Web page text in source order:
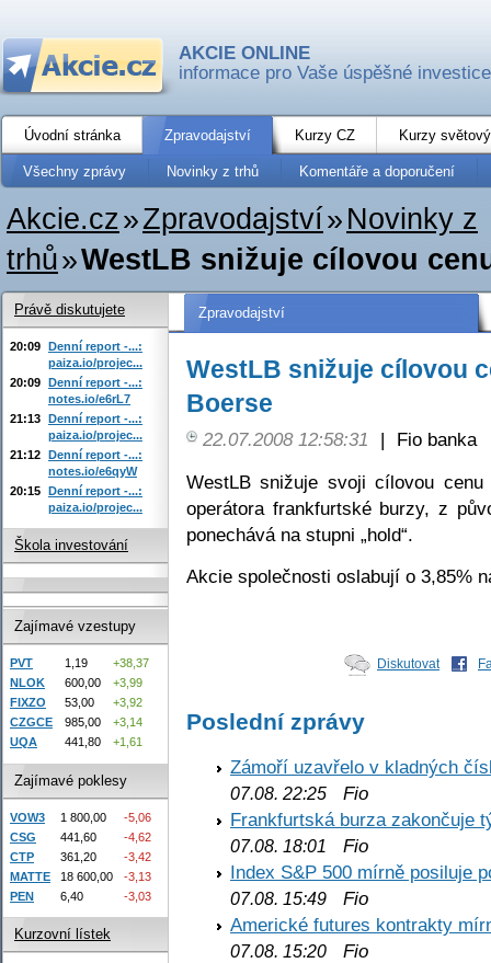
AKCIE ONLINE
informace pro Vaše úspěšné investice
Úvodní stránka Zpravodajství Kurzy CZ Kurzy
Všechny zprávy Novinky z trhů Komentáře a doporučení
Akcie.cz»Zpravodajství» Novinky z
trhů»WestLB snižuje cílovou
Zpravodajství
WestLB snižuje cílovou
Boerse
22.07.2008 12:58:31 |
Fio banka
WestLB snižuje svoji cílovou
operátora frankfurtské burzy, z
ponechává na stupni „hold“.
Akcie společnosti oslabují o 3,85%
Diskutovat
Poslední zprávy
Zámoří uzavřelo v kladných
07.08. 22:25 Fio
Frankfurtská burza zakončuje
07.08. 18:01
Fio
Index S&P 500 mírně posiluje
07.08. 15:49 Fio
Americké futures kontrakty
07.08. 15:20 Fio
Právě diskutujete
20:09 Denní report -...:
paiza.io/projec...
20:09 Denní report -...:
notes.io/e6rL7
21:13 Denní report -...:
paiza.io/projec...
21:12 Denní report -...:
notes.io/e6qyW
20:15 Denní report -...:
paiza.io/projec...
Škola investování
Zajímavé vzestupy
PVT 1,19
+38,37
NLOK
600,00
+3,99
FIXZO
53,00
+3,92
CZGCE
985,00
+3,14
UQA
441,80 +1,61
Zajímavé poklesy
VOW3 1 800,00
-5,06
CSG
441,60
-4,62
CTP
361,20
-3,42
MATTE
18 600,00
-3,13
PEN
6,40 -3,03
Kurzovní lístek